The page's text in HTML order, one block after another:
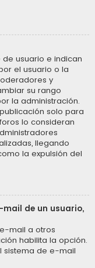
usuario e indican
el usuario o la
y
su rango
la administración.
solo para
lo consideran
llegando
la expulsión del
mail de un usuario,
mail a otros
habilita la opción.
sistema de e-mail